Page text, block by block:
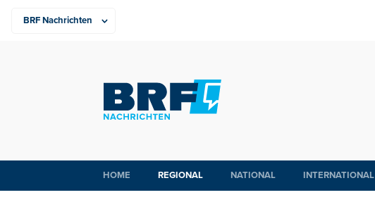
HOME REGIONAL NATIONAL INTERNATIONAL